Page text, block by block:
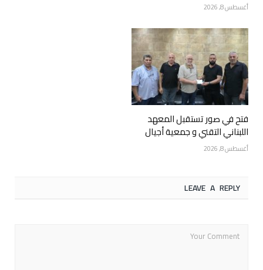
أغسطس 8, 2026
فتح في صور تستقبل المعهد
اللبناني التقني و جمعية أجيال
أغسطس 8, 2026
LEAVE A REPLY